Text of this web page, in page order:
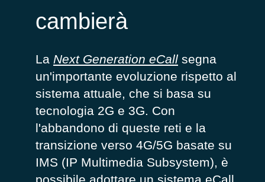
cambierà
La Next Generation eCall segna
un'importante evoluzione rispetto al
sistema attuale, che si basa su
tecnologia 2G e 3G. Con
l'abbandono di queste reti e la
transizione verso 4G/5G basate su
IMS (IP Multimedia Subsystem), è